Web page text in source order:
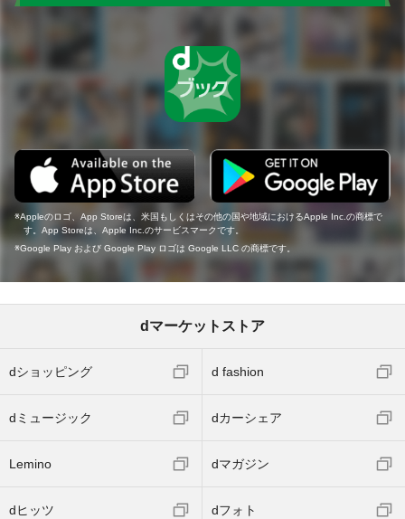
Appleのロゴ、App Storeは、米国もしくはその他の国や地域におけるApple Inc.の商標で
す。App Storeは、Apple Inc.のサービスマークです。
Google Play および Google Play ロゴは Google LLC の商標です。
dマーケットストア
dショッピング d fashion
dミュージック dカーシェア
Lemino dマガジン
dヒッツ dフォト